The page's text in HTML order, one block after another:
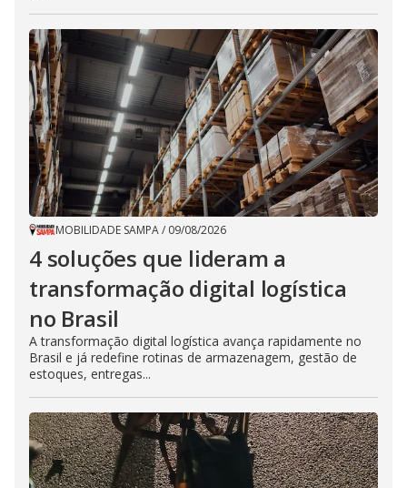
MOBILIDADE SAMPA/ 09/08/2026
4 soluções que lideram a
transformação digital logística
no Brasil
A transformação digital logística avança rapidamente no
Brasil e já redefine rotinas de armazenagem, gestão de
estoques, entregas...